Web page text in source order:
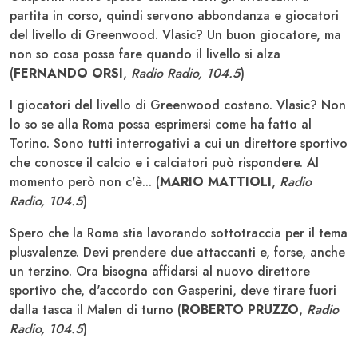
partita in corso, quindi servono abbondanza e giocatori
del livello di Greenwood. Vlasic? Un buon giocatore, ma
non so cosa possa fare quando il livello si alza
(FERNANDO ORSI, Radio Radio, 104.5)
I giocatori del livello di Greenwood costano. Vlasic? Non
lo so se alla Roma possa esprimersi come ha fatto al
Torino. Sono tutti interrogativi a cui un direttore sportivo
che conosce il calcio e i calciatori può rispondere. Al
momento però non c'è... (MARIO MATTIOLI, Radio
Radio, 104.5)
Spero che la Roma stia lavorando sottotraccia per il tema
plusvalenze. Devi prendere due attaccanti e, forse, anche
un terzino. Ora bisogna affidarsi al nuovo direttore
sportivo che, d'accordo con Gasperini, deve tirare fuori
dalla tasca il Malen di turno (ROBERTO PRUZZO, Radio
Radio, 104.5)